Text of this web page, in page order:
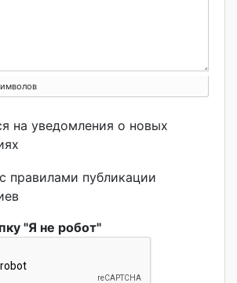
на уведомления о новых
правилами публикации
"Я не робот"